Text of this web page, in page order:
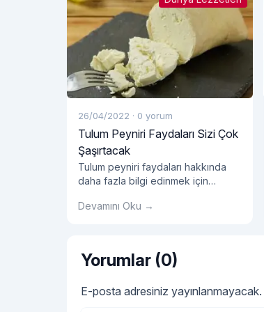
26/04/2022 · 0 yorum
Tulum Peyniri Faydaları Sizi Çok
Şaşırtacak
Tulum peyniri faydaları hakkında
daha fazla bilgi edinmek için
Devamını Oku →
Yorumlar (0)
E-posta adresiniz yayınlanmayacak.